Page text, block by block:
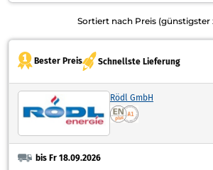
Sortiert nach Preis (günstigster
Bester Preis Schnellste Lieferung
Rödl GmbH
bis Fr 18.09.2026